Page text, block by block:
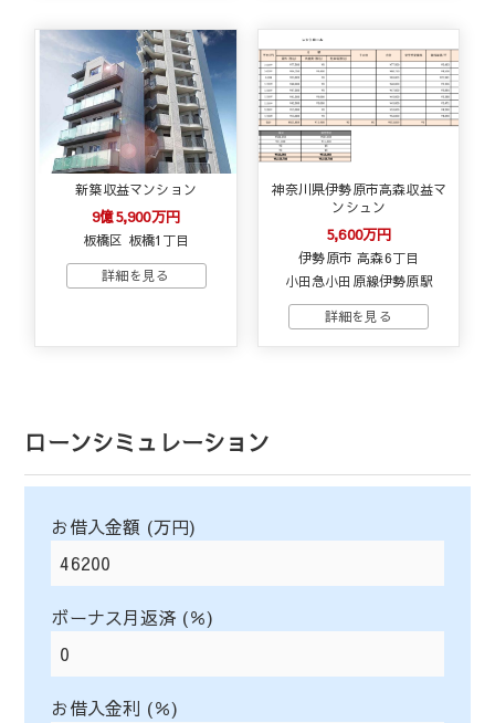
新築収益マンション
9億5,900万円
板橋区 板橋1丁目
神奈川県伊勢原市高森収益マ
ンシュン
5,600万円
伊勢原市 高森6丁目
小田急小田原線伊勢原駅
ローンシミュレーション
お借入金額 (万円)
ボーナス月返済 (％)
お借入金利 (％)